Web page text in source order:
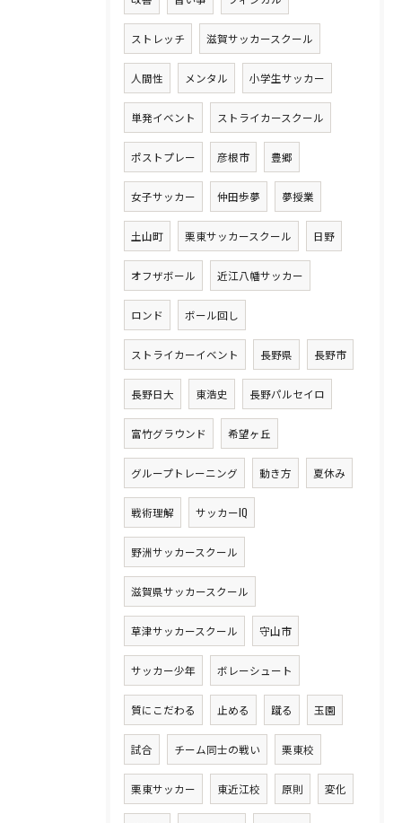
ストレッチ 滋賀サッカースクール
人間性 メンタル 小学生サッカー
単発イベント ストライカースクール
ポストプレー 彦根市 豊郷
女子サッカー 仲田歩夢 夢授業
土山町 栗東サッカースクール 日野
オフザボール 近江八幡サッカー
ロンド ボール回し
ストライカーイベント 長野県 長野市
長野日大 東浩史 長野パルセイロ
富竹グラウンド 希望ヶ丘
グループトレーニング 動き方 夏休み
戦術理解 サッカーIQ
野洲サッカースクール
滋賀県サッカースクール
草津サッカースクール 守山市
サッカー少年 ボレーシュート
質にこだわる 止める 蹴る 玉園
試合 チーム同士の戦い 栗東校
栗東サッカー 東近江校 原則 変化